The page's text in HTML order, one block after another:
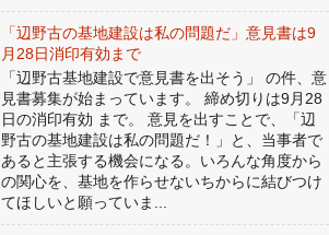
「辺野古の基地建設は私の問題だ」意見書は9
月28日消印有効まで
「辺野古基地建設で意見書を出そう」 の件、意
見書募集が始まっています。 締め切りは9月28
日の消印有効 まで。 意見を出すことで、「辺
野古の基地建設は私の問題だ！」と、当事者で
あると主張する機会になる。いろんな角度から
の関心を、基地を作らせないちからに結びつけ
てほしいと願っていま...